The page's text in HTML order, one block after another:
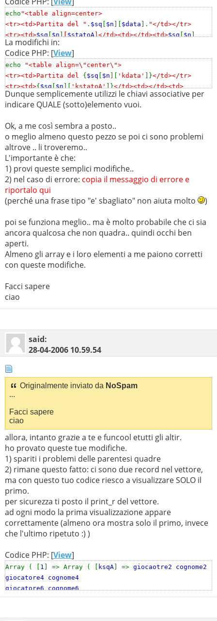
echo "<table align=center>
<tr><td>Partita del " . $sq $n $data ]. "</td></tr>
<tr><td>$sq[$n][$statoA]</td><td></td><td>$sq[$n]
[' $statoB']</td></tr>
<tr><td> $sq[$n]['$sqA
</td><td>$sq $n]['$sqB']</td></tr>
</table>
<hr width=80% size=1>";
La modifichi in:
Codice PHP: [View]
echo
"<table align=\"center\">
<tr><td>Partita del { $sq $n 'kdata' ]}</td></tr>
<tr><td>{$sq[$n]['kstatoA']}</td><td></td><td>
{$sq[$n]['kstatoB']} </td></tr>
<tr><td> {$sq[$n]['ksqA']} </td><td>{
</table>
<hr width=\"80%\" size=\"1\">";
Dunque semplicemente utilizzi le chiavi associative per
indicare QUALE (sotto)elemento vuoi.
Ok, a me così sembra a posto..
o meglio almeno questo pezzo se poi ci sono problemi
altrove .. li troveremo..
L'importante è che:
1) provi queste semplici modifiche..
2) nel caso di errore: copia il messaggio di errore e
riportalo qui
(perché una frase tipo "e' sbagliato" non aiuta molto
)
poi se funziona meglio.. ma è molto probabile che ci sia
ancora qualcosa che non quadra.. quindi occhi ben
aperti.
Almeno gli array e i loro elementi a me paiono corretti
con queste modifiche.
Facci sapere
ciao
said:
28-04-2006 10.59.54
Originalmente inviato da NoSpam
...
Facci sapere
ciao
allora, intanto grazie a te e funcool etutti gli altir.
ho provato queste tue modifiche.
1) spariti i problemi delle parentesi quadre
2) rimane questo fatto: ci sono due record nel vettore,
ma con questo tuo codice riesco a visualizzare SOLO il
primo.
per sicurezza ti posto il print_r del vettore.
ad ogni modo la prima visualizzazione appare
correttamente (almeno ora mostra solo il primo, invece
che l'ultimo ripetuto :) )
Codice PHP: [View]
Array ( [ 1 ] => Array ( [ ksqA] => giocaotre2 cognome2
giocatore4 cognome4
giocatore6 cognome6
[ksqB] =>giocatore1 cognome1